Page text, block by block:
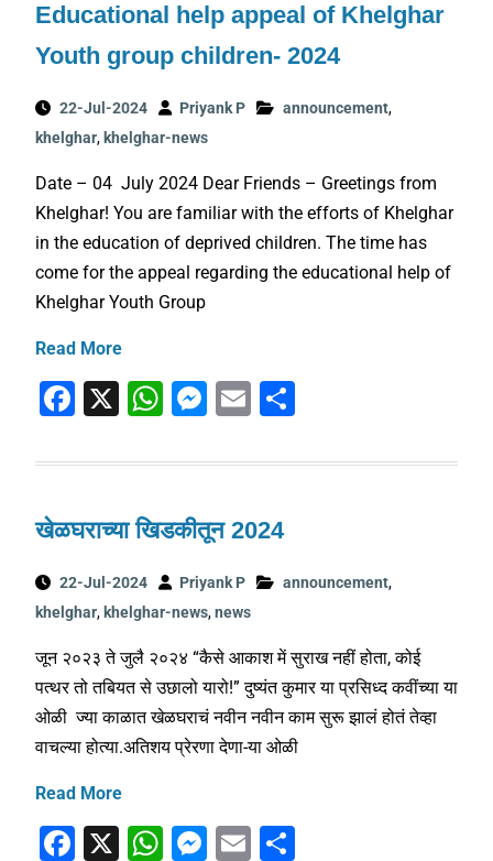
b
o
o
k
A
p
p
n
g
er
Educational help appeal of Khelghar
Youth group children- 2024
22-Jul-2024 Priyank P announcement,
khelghar, khelghar-news
Date – 04 July 2024 Dear Friends – Greetings from
Khelghar! You are familiar with the efforts of Khelghar
in the education of deprived children. The time has
come for the appeal regarding the educational help of
Khelghar Youth Group
Read More
F
c
b
o
o
k
X W
at
A
p
p
M
ss
n
g
er
E
ai
S
ar
खेळघराच्या खिडकीतून 2024
22-Jul-2024 Priyank P announcement,
khelghar, khelghar-news,news
जून २०२३ ते जुलै २०२४ “कैसे आकाश में सुराख नहीं होता, कोई
पत्थर तो तबियत से उछालो यारो!” दुष्यंत कुमार या प्रसिध्द कवींच्या या
ओळी ज्या काळात खेळघराचं नवीन नवीन काम सुरू झालं होतं तेव्हा
वाचल्या होत्या.अतिशय प्रेरणा देणा-या ओळी
Read More
F X W M E S